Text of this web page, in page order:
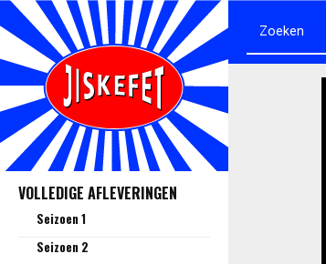
VOLLEDIGE AFLEVERINGEN
Seizoen 1
Seizoen 2